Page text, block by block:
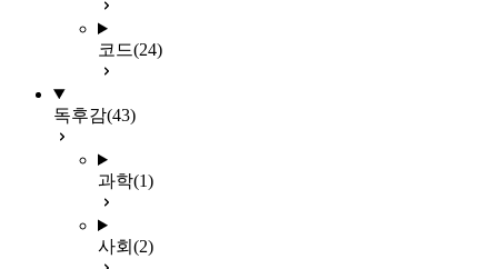
코드(24)
독후감(43)
과학(1)
사회 (2)